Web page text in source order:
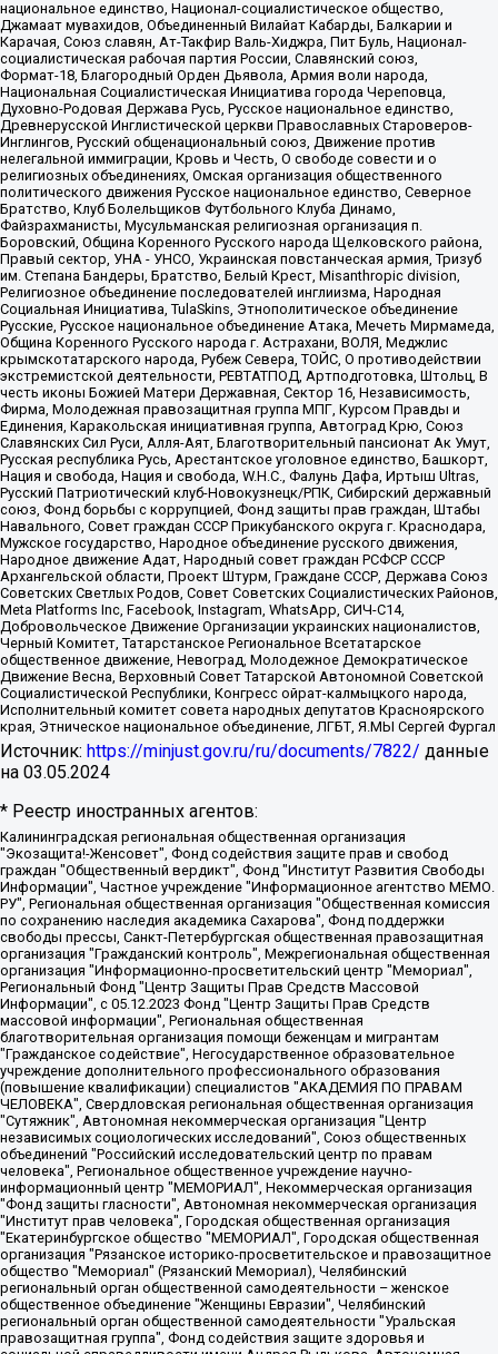
национальное единство, Национал-социалистическое общество,
Джамаат мувахидов, Объединенный Вилайат Кабарды, Балкарии и
Карачая, Союз славян, Ат-Такфир Валь-Хиджра, Пит Буль, Национал-
социалистическая рабочая партия России, Славянский союз,
Формат-18, Благородный Орден Дьявола, Армия воли народа,
Национальная Социалистическая Инициатива города Череповца,
Духовно-Родовая Держава Русь, Русское национальное единство,
Древнерусской Инглистической церкви Православных Староверов-
Инглингов, Русский общенациональный союз, Движение против
нелегальной иммиграции, Кровь и Честь, О свободе совести и о
религиозных объединениях, Омская организация общественного
политического движения Русское национальное единство, Северное
Братство, Клуб Болельщиков Футбольного Клуба Динамо,
Файзрахманисты, Мусульманская религиозная организация п.
Боровский, Община Коренного Русского народа Щелковского района,
Правый сектор, УНА - УНСО, Украинская повстанческая армия, Тризуб
им. Степана Бандеры, Братство, Белый Крест, Misanthropic division,
Религиозное объединение последователей инглиизма, Народная
Социальная Инициатива, TulaSkins, Этнополитическое объединение
Русские, Русское национальное объединение Атака, Мечеть Мирмамеда,
Община Коренного Русского народа г. Астрахани, ВОЛЯ, Меджлис
крымскотатарского народа, Рубеж Севера, ТОЙС, О противодействии
экстремистской деятельности, РЕВТАТПОД, Артподготовка, Штольц, В
честь иконы Божией Матери Державная, Сектор 16, Независимость,
Фирма, Молодежная правозащитная группа МПГ, Курсом Правды и
Единения, Каракольская инициативная группа, Автоград Крю, Союз
Славянских Сил Руси, Алля-Аят, Благотворительный пансионат Ак Умут,
Русская республика Русь, Арестантское уголовное единство, Башкорт,
Нация и свобода, Нация и свобода, W.H.С., Фалунь Дафа, Иртыш Ultras,
Русский Патриотический клуб-Новокузнецк/РПК, Сибирский державный
союз, Фонд борьбы с коррупцией, Фонд защиты прав граждан, Штабы
Навального, Совет граждан СССР Прикубанского округа г. Краснодара,
Мужское государство, Народное объединение русского движения,
Народное движение Адат, Народный совет граждан РСФСР СССР
Архангельской области, Проект Штурм, Граждане СССР, Держава Союз
Советских Светлых Родов, Совет Советских Социалистических Районов,
Meta Platforms Inc, Facebook, Instagram, WhatsApp, СИЧ-С14,
Добровольческое Движение Организации украинских националистов,
Черный Комитет, Татарстанское Региональное Всетатарское
общественное движение, Невоград, Молодежное Демократическое
Движение Весна, Верховный Совет Татарской Автономной Советской
Социалистической Республики, Конгресс ойрат-калмыцкого народа,
Исполнительный комитет совета народных депутатов Красноярского
края, Этническое национальное объединение, ЛГБТ, Я.МЫ Сергей Фургал
Источник: https://minjust.gov.ru/ru/documents/7822/ данные
на 03.05.2024
* Реестр иностранных агентов:
Калининградская региональная общественная организация "Экозащита!-Женсовет", Фонд содействия защите прав и свобод граждан "Общественный вердикт", Фонд "Институт Развития Свободы Информации", Частное учреждение "Информационное агентство МЕМО. РУ", Региональная общественная организация "Общественная комиссия по сохранению наследия академика Сахарова", Фонд поддержки свободы прессы, Санкт-Петербургская общественная правозащитная организация "Гражданский контроль", Межрегиональная общественная организация "Информационно-просветительский центр "Мемориал", Региональный Фонд "Центр Защиты Прав Средств Массовой Информации", с 05.12.2023 Фонд "Центр Защиты Прав Средств массовой информации", Региональная общественная благотворительная организация помощи беженцам и мигрантам "Гражданское содействие", Негосударственное образовательное учреждение дополнительного профессионального образования (повышение квалификации) специалистов "АКАДЕМИЯ ПО ПРАВАМ ЧЕЛОВЕКА", Свердловская региональная общественная организация "Сутяжник", Автономная некоммерческая организация "Центр независимых социологических исследований", Союз общественных объединений "Российский исследовательский центр по правам человека", Региональное общественное учреждение научно-информационный центр "МЕМОРИАЛ", Некоммерческая организация "Фонд защиты гласности", Автономная некоммерческая организация "Институт прав человека", Городская общественная организация "Екатеринбургское общество "МЕМОРИАЛ", Городская общественная организация "Рязанское историко-просветительское и правозащитное общество "Мемориал" (Рязанский Мемориал), Челябинский региональный орган общественной самодеятельности – женское общественное объединение "Женщины Евразии", Челябинский региональный орган общественной самодеятельности "Уральская правозащитная группа", Фонд содействия защите здоровья и социальной справедливости имени Андрея Рылькова, Автономная Некоммерческая Организация "Аналитический Центр Юрия Левады", Автономная некоммерческая организация социальной поддержки населения "Проект Апрель", Региональная общественная организация помощи женщинам и детям, находящимся в кризисной ситуации "Информационно-методический центр "Анна", Фонд содействия развитию массовых коммуникаций и правовому просвещению "Так-так-Так", Фонд содействия устойчивому развитию "Серебряная тайга", Свердловский региональный общественный фонд социальных проектов "Новое время", "Idel.Реалии", Кавказ.Реалии, Крым.Реалии, Телеканал Настоящее Время, Татаро-башкирская служба Радио Свобода (Azatliq Radiosi), Радио Свободная Европа/Радио Свобода (PCE/PC), "Сибирь.Реалии", "Фактограф", Благотворительный фонд помощи осужденным и их семьям, Автономная некоммерческая организация "Институт глобализации и социальных движений", Фонд "В защиту прав заключенных", Частное учреждение "Центр поддержки и содействия развитию средств массовой информации", Пензенский региональный общественный благотворительный фонд "Гражданский союз", "Север.Реалии", Некоммерческая организация Фонд "Правовая инициатива", Общество с ограниченной ответственностью "Радио Свободная Европа/Радио Свобода", Чешское информационное агентство "MEDIUM-ORIENT", Красноярская региональная общественная организация "Мы против СПИДа", Камалягин Денис Николаевич, Маркелов Сергей Евгеньевич, Пономарев Лев Александрович, Савицкая Людмила Алексеевна, Автономная некоммерческая организация "Центр по работе с проблемой насилия "НАСИЛИЮ.НЕТ", Межрегиональный профессиональный союз работников здравоохранения "Альянс врачей", Юридическое лицо, зарегистрированное в Латвийской Республике, SIA "Medusa Project" (регистрационный номер 40103797863, дата регистрации 10.06.2014), Некоммерческая организация "Фонд по борьбе с коррупцией", Автономная некоммерческая организация "Институт права и публичной политики", Баданин Роман Сергеевич, Гликин Максим Александрович, Железнова Мария Михайловна, Лукьянова Юлия Сергеевна, Маетная Елизавета Витальевна, Маняхин Петр Борисович, Чуракова Ольга Владимировна, Ярош Юлия Петровна, Юридическое лицо "The Insider SIA", зарегистрированное в Риге, Латвийская Республика (дата регистрации 26.06.2015), являющееся администратором доменного имени интернет-издания "The Insider SIA", https://theins.ru, Постернак Алексей Евгеньевич, Рубин Михаил Аркадьевич, Анин Роман Александрович, Юридическое лицо Istories fonds, зарегистрированное в Латвийской Республике (регистрационный номер 50008295751, дата регистрации 24.02.2020), Великовский Дмитрий Александрович, Долинина Ирина Николаевна, Мароховская Алеся Алексеевна, Шлейнов Роман Юрьевич, Шмагун Олеся Валентиновна, Общество с ограниченной ответственностью "Альтаир 2021", Общество с ограниченной ответственностью "Вега 2021", Общество с ограниченной ответственностью "Главный редактор 2021", Общество с ограниченной ответственностью "Ромашки монолит", Важенков Артем Валерьевич, Ивановская областная общественная организация "Центр гендерных исследований", Гурман Юрий Альбертович, Медиапроект "ОВД-Инфо", Егоров Владимир Владимирович, Жилинский Владимир Александрович, Общество с ограниченной ответственностью "ЗП", Иванова София Юрьевна, Карезина Инна Павловна, Кильтау Екатерина Викторовна, Петров Алексей Викторович, Пискунов Сергей Евгеньевич, Смирнов Сергей Сергеевич, Тихонов Михаил Сергеевич, Общество с ограниченной ответственностью "ЖУРНАЛИСТ-ИНОСТРАННЫЙ АГЕНТ", Арапова Галина Юрьевна, Вольтская Татьяна Анатольевна, Американская компания "Mason G.E.S. Anonymous Foundation" (США), являющаяся владельцем интернет-издания https://mnews.world/, Компания "Stichting Bellingcat", зарегистрированная в Нидерландах (дата регистрации 11.07.2018), Захаров Андрей Вячеславович, Клепиковская Екатерина Дмитриевна, Общество с ограниченной ответственностью "МЕМО", Перл Роман Александрович, Симонов Евгений Алексеевич, Соловьева Елена Анатольевна, Сотников Даниил Владимирович, Сурначева Елизавета Дмитриевна, Автономная некоммерческая организация по защите прав человека и информированию населения "Якутия – Наше Мнение", Общество с ограниченной ответственностью "Москоу диджитал медиа", с 26.01.2023 Общество с ограниченной ответственностью "Чайка Белые сады", Ветошкина Валерия Валерьевна, Заговора Максим Александрович, Межрегиональное общественное движение "Российская ЛГБТ - сеть", Оленичев Максим Владимирович, Павлов Иван Юрьевич, Скворцова Елена Сергеевна, Общество с ограниченной ответственностью "Как бы инагент", Кочетков Игорь Викторович, Общество с ограниченной ответственностью "Честные выборы", Еланчик Олег Александрович, Общество с ограниченной ответственностью "Нобелевский призыв", Гималова Регина Эмилевна, Григорьев Андрей Валерьевич, Григорьева Алина Александровна, Ассоциация по содействию защите прав призывников, альтернативнослужащих и военнослужащих "Правозащитная группа "Гражданин.Армия.Право", Хисамова Регина Фаритовна, Автономная некоммерческая организация по реализации социально-правовых программ "Лилит", Дальневосточное общественное движение "Маяк", Санкт-Петербургская ЛГБТ-инициативная группа "Выход", Инициативная группа ЛГБТ+ "Реверс", Алексеев Андрей Викторович, Бекбулатова Таисия Львовна, Беляев Иван Михайлович, Владыкина Елена Сергеевна, Гельман Марат Александрович, Никульшина Вероника Юрьевна, Толоконникова Надежда Андреевна, Шендерович Виктор Анатольевич, Общество с ограниченной ответственностью "Данное сообщение", Общество с ограниченной ответственностью Издательский дом "Новая глава", Айнбиндер Александра Александровна, Московский комьюнити-центр для ЛГБТ+инициатив, Благотворительный фонд развития филантропии, Deutsche Welle (Германия, Kurt-Schumacher-Strasse 3, 53113 Bonn), Борзунова Мария Михайловна, Воробьев Виктор Викторович, Голубева Анна Львовна, Константинова Алла Михайловна, Малкова Ирина Владимировна, Мурадов Мурад Абдулгалимович, Осетинская Елизавета Николаевна, Понасенков Евгений Николаевич, Ганапольский Матвей Юрьевич, Киселев Евгений Алексеевич, Борухович Ирина Григорьевна, Дремин Иван Тимофеевич, Дубровский Дмитрий Викторович, Красноярская региональная общественная организация поддержки и развития альтернативных образовательных технологий и межкультурных коммуникаций "ИНТЕРРА", Маяковская Екатерина Алексеевна, Фейгин Марк Захарович, Филимонов Андрей Викторович, Дзугкоева Регина Николаевна, Доброхотов Роман Александрович, Дудь Юрий Александрович, Елкин Сергей Владимирович, Кругликов Кирилл Игоревич, Сабунаева Мария Леонидовна, Семенов Алексей Владимирович, Шаинян Карен Багратович, Шульман Екатерина Михайловна, Асафьев Артур Валерьевич, Вахштайн Виктор Семенович, Венедиктов Алексей Алексеевич, Лушникова Екатерина Евгеньевна, Волков Леонид Михайлович, Невзоров Александр Глебович, Пархоменко Сергей Борисович, Сироткин Ярослав Николаевич, Кара-Мурза Владимир Владимирович, Баранова Наталья Владимировна, Гозман Леонид Яковлевич, Кагарлицкий Борис Юльевич, Климарев Михаил Валерьевич, Милов Владимир Станиславович, Автономная некоммерческая организация Краснодарский центр современного искусства "Типография", Моргенштерн Алишер Тагирович, Соболь Любовь Эдуардовна, Общество с ограниченной ответственностью "ЛИЗА НОРМ", Каспаров Гарри Кимович, Ходорковский Михаил Борисович, Общество с ограниченной ответственностью "Апрельские тезисы", Данилович Ирина Брониславовна, Кашин Олег Владимирович, Петров Николай Владимирович, Пивоваров Алексей Владимирович, Соколов Михаил Владимирович, Цветкова Юлия Владимировна, Чичваркин Евгений Александрович, Комитет против пыток/Команда против пыток, Общество с ограниченной ответственностью "Первый научный", Общество с ограниченной ответственностью "Вертолет и ко", Белоцерковская Вероника Борисовна, Кац Максим Евгеньевич, Лазарева Татьяна Юрьевна, Шаведдинов Руслан Табризович, Яшин Илья Валерьевич, Общество с ограниченной ответственностью "Иноагент ААВ", Алешковский Дмитрий Петрович, Альбац Евгения Марковна, Быков Дмитрий Львович, Галямина Юлия Евгеньевна, Лойко Сергей Леонидович, Мартынов Кирилл Константинович, Медведев Сергей Александрович, Крашенинников Федор Геннадиевич, Гордеева Катерина Вл